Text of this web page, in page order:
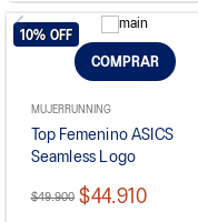
COMPRAR
MUJERRUNNING
Top Femenino ASICS
Seamless Logo
$49.900 $44.910
10% OFF